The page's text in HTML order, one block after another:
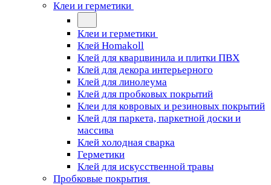
Клеи и герметики
Клеи и герметики
Клей Homakoll
Клей для кварцвинила и плитки ПВХ
Клей для декора интерьерного
Клей для линолеума
Клей для пробковых покрытий
Клеи для ковровых и резиновых покрытий
Клей для паркета, паркетной доски и
массива
Клей холодная сварка
Герметики
Клей для искусственной травы
Пробковые покрытия